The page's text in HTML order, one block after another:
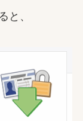
と、